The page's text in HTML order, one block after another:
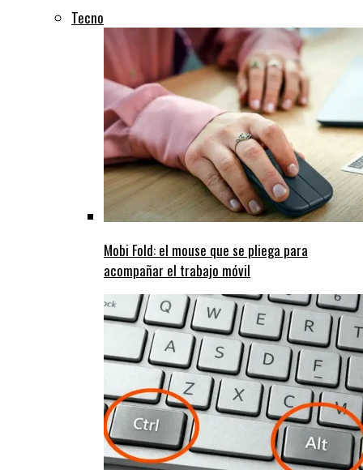
Tecno
Mobi Fold: el mouse que se pliega para
acompañar el trabajo móvil